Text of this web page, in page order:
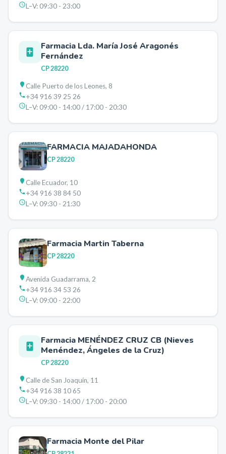
L–V:09:30 - 23:00
Farmacia Lda. María José Aragonés
Fernández
CP28220
Calle Puerto de los Leones, 8
+34 916 39 25 26
L–V:09:00 - 14:00 / 17:00 - 20:30
FARMACIA MAJADAHONDA
CP28220
Calle Ecuador, 10
+34 916 38 84 50
L–V:09:30 - 21:30
Farmacia Martin Taberna
CP28220
Avenida Guadarrama, 2
+34 916 34 53 26
L–V:09:00 - 22:00
Farmacia MENÉNDEZ CRUZ CB (Nieves
Menéndez, Ángeles de la Cruz)
CP28220
Calle de San Joaquín, 11
+34 916 38 10 65
L–V:09:30 - 14:00 / 17:00 - 20:00
Farmacia Monte del Pilar